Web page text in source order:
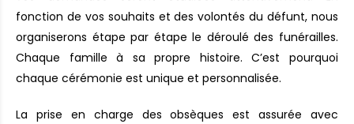
fonction de vos souhaits et des volontés du défunt, nous
organiserons étape par étape le déroulé des funérailles.
Chaque famille à sa propre histoire. C’est pourquoi
chaque cérémonie est unique et personnalisée.
La prise en charge des obsèques est assurée avec